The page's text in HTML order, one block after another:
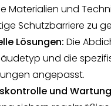
Materialien und
Schutzbarriere zu
Lösungen: Die
und die
angepasst.
und